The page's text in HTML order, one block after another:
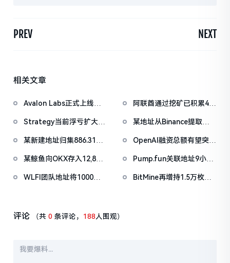
PREV NEXT
相关文章
Avalon Labs正式上线
阿联酋通过挖矿已积累4.5
Strategy当前浮亏扩大至
某地址从Binance提取
722万美元
某新建地址归集886.31枚
售
OpenAI融资总额有望突破
某鲸鱼向OKX存入12,840
Pump.fun关联地址9小时
PUMP
WLFI团队地址将1000万
BitMine再增持1.5万枚
评论 （共0 条评论， 188人围观）